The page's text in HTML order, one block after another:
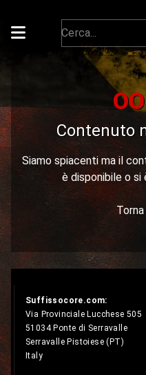
Contenuto
Siamo spiacenti ma il
è disponibile o si
Suffissocore.com:
Via Provinciale Lucchese 505
51034 Ponte di Serravalle
Serravalle Pistoiese (PT)
Italy